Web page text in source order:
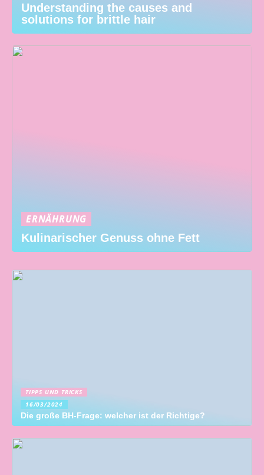
Understanding the causes and
solutions for brittle hair
ERNÄHRUNG
Kulinarischer Genuss ohne Fett
TIPPS UND TRICKS
16/03/2024
Die große BH-Frage: welcher ist der Richtige?